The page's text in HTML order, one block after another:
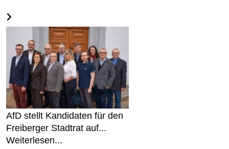
AfD stellt Kandidaten für den
Freiberger Stadtrat auf...
Weiterlesen...